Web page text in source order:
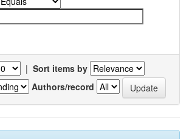
| Sort items by
Authors/record